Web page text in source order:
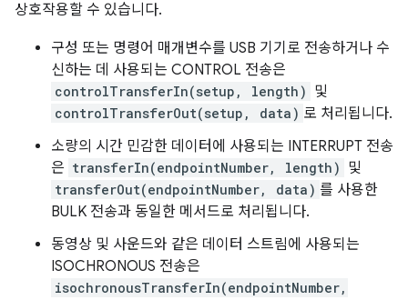
상호작용할 수 있습니다.
구성 또는 명령어 매개변수를 USB 기기로 전송하거나 수
신하는 데 사용되는 CONTROL 전송은
controlTransferIn(setup, length) 및
controlTransferOut(setup, data) 로 처리됩니다.
소량의 시간 민감한 데이터에 사용되는 INTERRUPT 전송
은 transferIn(endpointNumber, length) 및
transferOut(endpointNumber, data) 를 사용한
BULK 전송과 동일한 메서드로 처리됩니다.
동영상 및 사운드와 같은 데이터 스트림에 사용되는
ISOCHRONOUS 전송은
isochronousTransferIn(endpointNumber,